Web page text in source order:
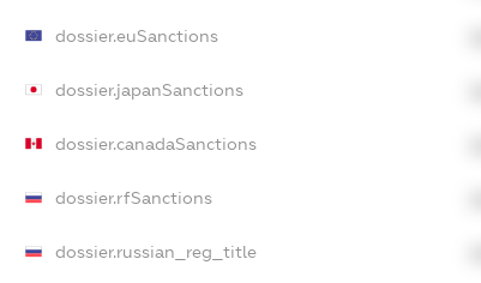
dossier.euSanctions
dossier.japanSanctions
dossier.canadaSanctions
dossier.rfSanctions
dossier.russian_reg_title